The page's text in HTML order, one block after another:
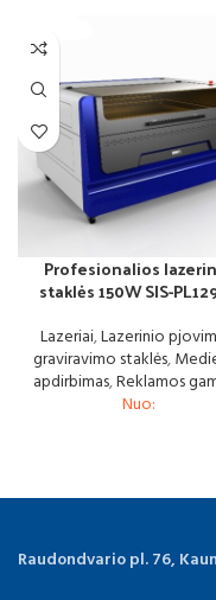
Profesionalios
staklės 150W SIS-
Lazeriai,Lazerinio
graviravimo staklės,
apdirbimas,Reklamos
Nuo:
Raudondvario pl. 76,